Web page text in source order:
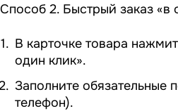
Способ 2. Быстрый заказ «в
В карточке товара
один клик».
Заполните
телефон).